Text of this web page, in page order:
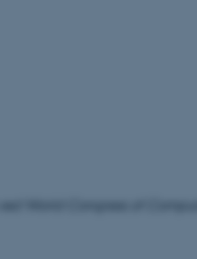
World Congress of